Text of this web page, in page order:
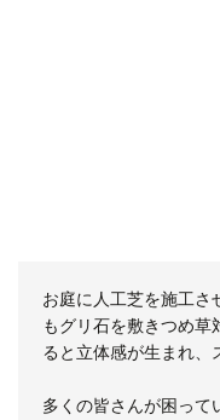
お庭に人工芝を施工さ
もグリ石を敷きつめ草
ると立体感が生まれ、
多くの皆さんが困って